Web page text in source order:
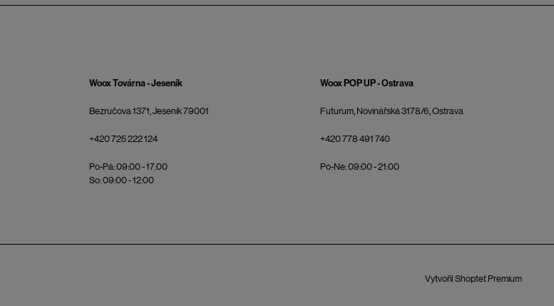
Woox Továrna - Jeseník
Bezručova 1371, Jeseník 79001
+420 725 222 124
Po-Pá: 09:00 - 17:00
So: 09:00 - 12:00
Woox POP UP - Ostrava
Futurum, Novinářská 3178/6, Ostrava
+420 778 491 740
Po-Ne: 09:00 - 21:00
Vytvořil Shoptet Premium